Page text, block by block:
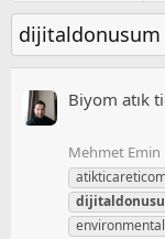
dijitaldonusum
Biyom atık
Mehmet Emin